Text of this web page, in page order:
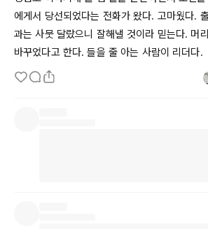
에게서 당선되었다는 전화가 왔다. 고마웠다.
과는 사뭇 달랐으니 잘해낼 것이라 믿는다. 머
바꾸었다고 한다. 들을 줄 아는 사람이 리더다.